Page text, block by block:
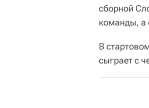
сборной
команды, а
В
сыграет с